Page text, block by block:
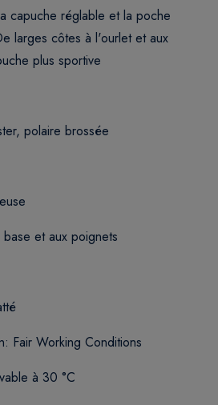
capuche réglable et la poche
larges côtes à l'ourlet et aux
plus sportive
polaire brossée
et aux poignets
Fair Working Conditions
à 30 °C